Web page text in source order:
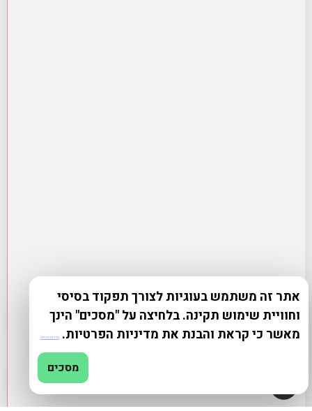
אתר זה משתמש בעוגיות לצורך תפקוד בסיסי
וחוויית שימוש תקינה. בלחיצה על "מסכים" הינך
מאשר כי קראת והבנת את מדיניות הפרטיות. מדיניות פרטיות
מסכים